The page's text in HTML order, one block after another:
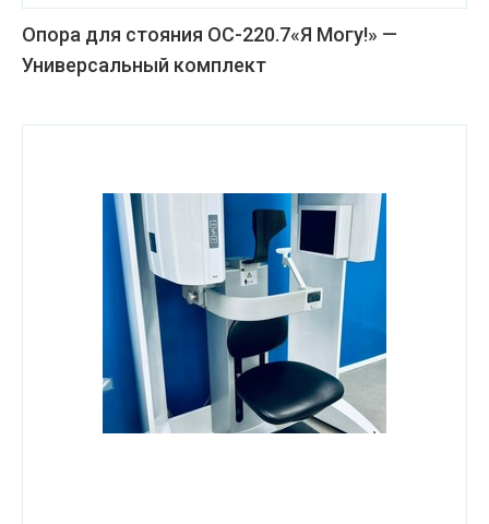
Опора для стояния ОС-220.7«Я Могу!» —
Универсальный комплект